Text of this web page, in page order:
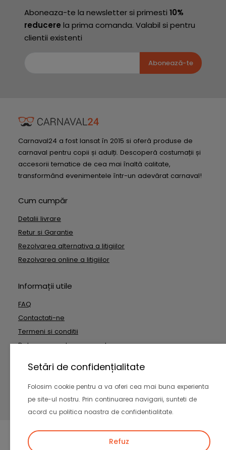
Setări de confidențialitate
Folosim cookie pentru a va oferi cea mai buna experienta
pe site-ul nostru. Prin continuarea navigarii, sunteti de
acord cu politica noastra de confidentialitate.
Refuz
Aboneaza-te la newsletter si primesti 10%
reducere la prima comanda. Valabil si pentru
clientii existenti
Abonează-te
Carnaval24 a fost lansat în 2015 si oferă produse de
carnaval pentru copii și adulți. Descoperă costumații și
accesorii tematice de cea mai înaltă calitate,
transformând evenimentele într-un adevărat carnaval!
Cum cumpăr
Detalii livrare
Retur si Garantie
Rezolvarea alternativa a litigiilor
Rezolvarea online a litigiilor
Informații utile
FAQ
Contactati-ne
Termeni si conditii
Date cu caracter personal
rezervate
-